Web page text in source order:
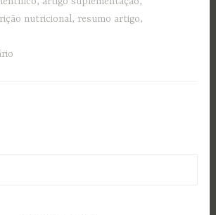
nutricional, resumo artigo,